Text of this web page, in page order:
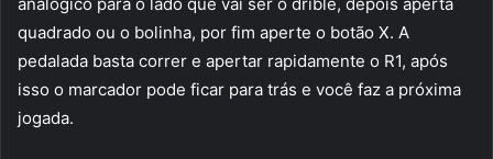
quadrado ou o bolinha, por fim aperte o botão X. A
pedalada basta correr e apertar rapidamente o R1, após
isso o marcador pode ficar para trás e você faz a próxima
jogada.